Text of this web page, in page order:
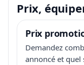
Prix,
Prix
Demandez
annoncé et quel